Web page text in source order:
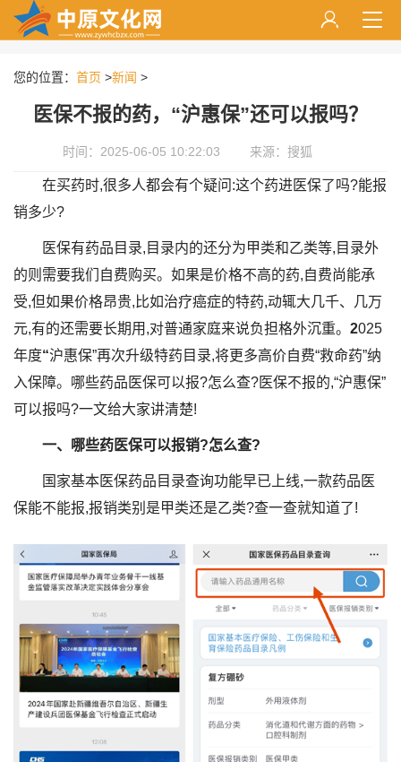
您的位置： 首页 >新闻 >
医保不报的药，“沪惠保”还可以报吗？
时间：2025-06-05 10:22:03 来源：搜狐
在买药时,很多人都会有个疑问:这个药进医保了吗?能报
销多少?
医保有药品目录,目录内的还分为甲类和乙类等,目录外
的则需要我们自费购买。如果是价格不高的药,自费尚能承
受,但如果价格昂贵,比如治疗癌症的特药,动辄大几千、几万
元,有的还需要长期用,对普通家庭来说负担格外沉重。 2025
年度“沪惠保”再次升级特药目录,将更多高价自费“救命药”纳
入保障。哪些药品医保可以报?怎么查?医保不报的,“沪惠保”
可以报吗?一文给大家讲清楚!
一、哪些药医保可以报销?怎么查?
国家基本医保药品目录查询功能早已上线,一款药品医
保能不能报,报销类别是甲类还是乙类?查一查就知道了!